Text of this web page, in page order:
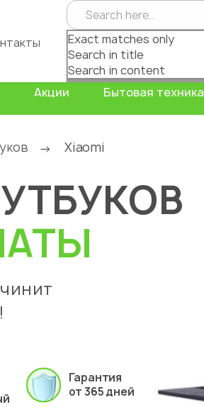
Exact matches only
Search in title
Search in content
Акции Бытовая техника
→ Xiaomi
Гарантия
от 365 дней